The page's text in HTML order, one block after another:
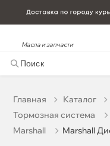
Масла и запчасти
Главная Катало
Тормозная система
Marshall
Marshall
Бесплатная